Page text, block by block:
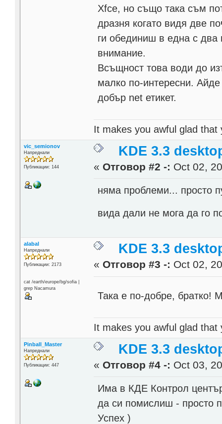
Xfce, но също така съм
дразня когато видя две
ги обединиш в една с
внимание.
Всъщност това води до
малко по-интересни.
добър net етикет.
It makes you awful glad
vic_semionov
Напреднали
Публикации: 144
KDE 3.3
« Отговор #2 -: Oct 02,
няма проблеми... просто
вида дали не мога да го
alabal
Напреднали
Публикации: 2173
cat /earth/europe/bg/sofia |
grep Nacamura
KDE 3.3
« Отговор #3 -: Oct 02,
Така е по-добре, братко!
It makes you awful glad
Pinball_Master
Напреднали
Публикации: 447
KDE 3.3
« Отговор #4 -: Oct 03,
Има в КДЕ Контрол
да си помислиш - просто
Успех )